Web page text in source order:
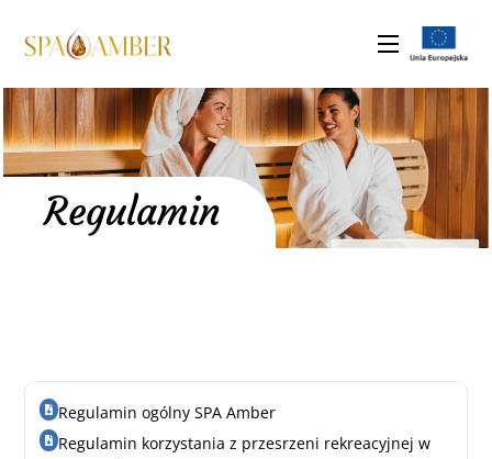
Menu
Regulamin
Regulamin ogólny SPA Amber
Regulamin korzystania z przesrzeni rekreacyjnej w